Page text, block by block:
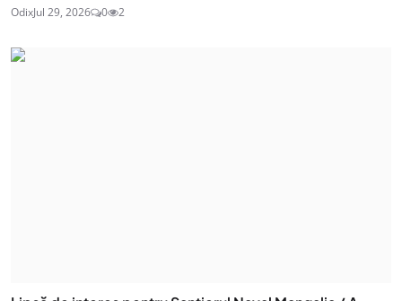
OdixJul 29, 2026 0 2